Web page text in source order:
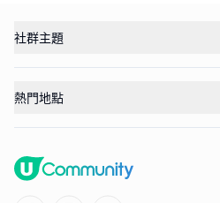
社群主題
熱門地點